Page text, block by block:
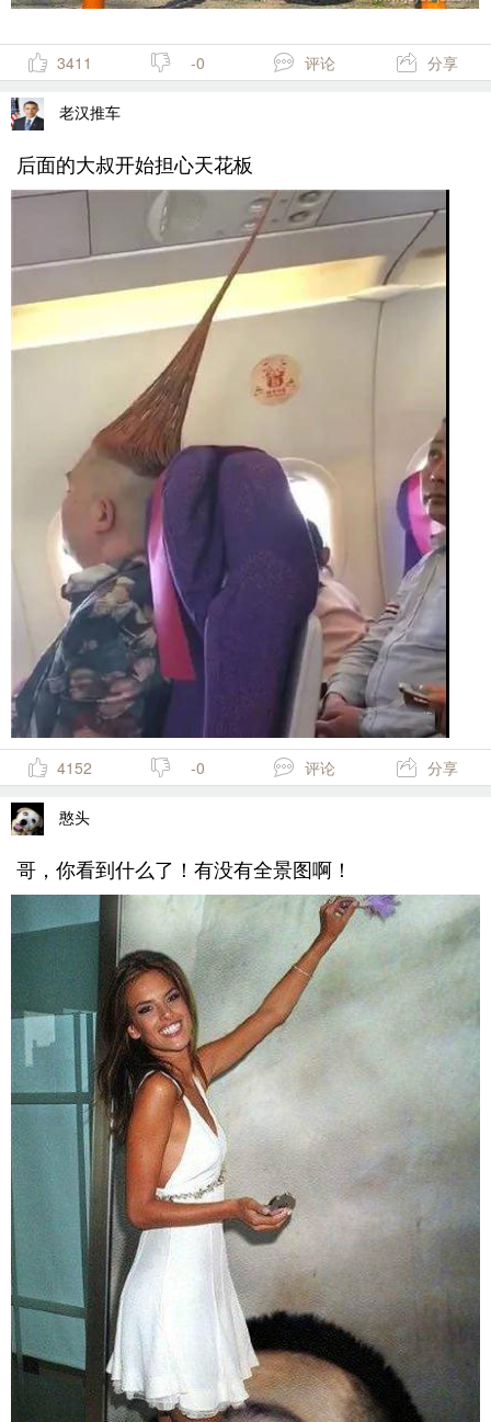
3411 -0 评论 分享
老汉推车
后面的大叔开始担心天花板
4152 -0 评论 分享
憨头
哥，你看到什么了！有没有全景图啊！